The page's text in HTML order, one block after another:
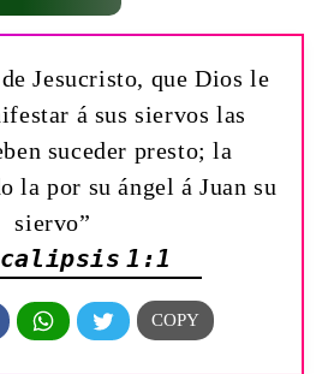
Jesucristo, que Dios le
á sus siervos las
suceder presto; la
la por su ángel á Juan su
siervo”
1:1